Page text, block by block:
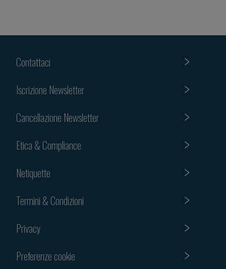
Contattaci
Iscrizione Newsletter
Cancellazione Newsletter
Etica & Compliance
Netiquette
Termini & Condizioni
Privacy
Preferenze cookie